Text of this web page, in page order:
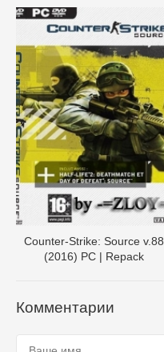
Counter-Strike: Source v.88
(2016) PC | Repack
Комментарии